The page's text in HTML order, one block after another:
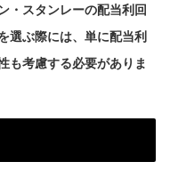
・スタンレーの配当利回
選ぶ際には、単に配当利
も考慮する必要がありま